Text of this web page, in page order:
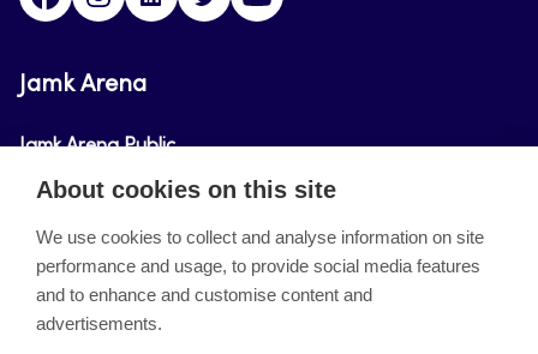
Jamk Arena
Jamk Arena Public
Jamk Arena Pro
About the site
Accessibility Statement
About cookies on this site
We use cookies to collect and analyse information on site
performance and usage, to provide social media features
and to enhance and customise content and
advertisements.